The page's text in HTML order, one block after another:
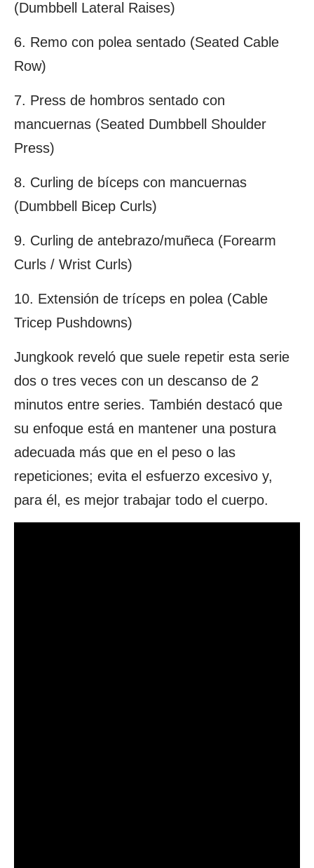
(Dumbbell Lateral Raises)
6. Remo con polea sentado (Seated Cable
Row)
7. Press de hombros sentado con
mancuernas (Seated Dumbbell Shoulder
Press)
8. Curling de bíceps con mancuernas
(Dumbbell Bicep Curls)
9. Curling de antebrazo/muñeca (Forearm
Curls / Wrist Curls)
10. Extensión de tríceps en polea (Cable
Tricep Pushdowns)
Jungkook reveló que suele repetir esta serie
dos o tres veces con un descanso de 2
minutos entre series. También destacó que
su enfoque está en mantener una postura
adecuada más que en el peso o las
repeticiones; evita el esfuerzo excesivo y,
para él, es mejor trabajar todo el cuerpo.